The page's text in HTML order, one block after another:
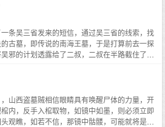
沙漠，这里隐藏着一处机密工程的遗址，而这
前的古图制造的......80年代的一个冬天，北京
在建筑方面有卓越天赋的孩子带入了巴丹吉林
再也没有出现。一千九百多年前的古代建筑设
废墟非常相似，在调查那些废墟的过程中，有
谜题却无动于衷，他似乎只把这个地方当成了
吴邪不再天真，他会是一个什么样的人？当一
会是从前的自己吗？手上一道道伤痕，披上了
来，而是带着一个惊天计划从藏海花中走来，
条吴三省发来的短信，通过吴三省的线索，找
古墓，即传说的南海王墓，于是打算前去一探
邪的计划透露给了二叔，二叔在半路截住了吴
，山西盗墓贼相信眼睛具有唤醒尸体的力量，开
内，反手入棺取物，如镜中如墨，则必须立即
观瞧，如若不信，那镜中骷髅，可能就将是你